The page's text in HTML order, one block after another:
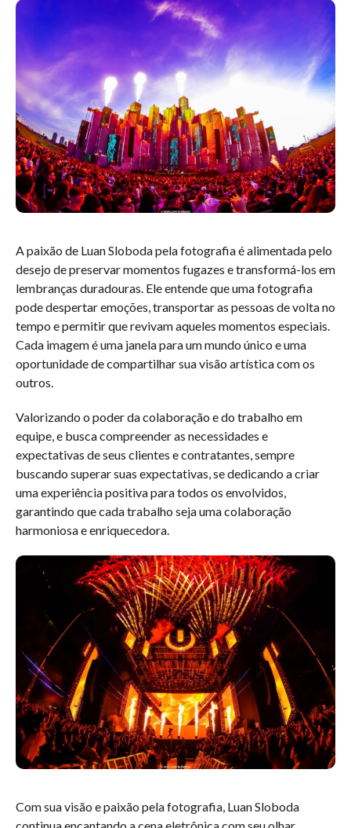
A paixão de Luan Sloboda pela fotografia é alimentada pelo
desejo de preservar momentos fugazes e transformá-los em
lembranças duradouras. Ele entende que uma fotografia
pode despertar emoções, transportar as pessoas de volta no
tempo e permitir que revivam aqueles momentos especiais.
Cada imagem é uma janela para um mundo único e uma
oportunidade de compartilhar sua visão artística com os
outros.
Valorizando o poder da colaboração e do trabalho em
equipe, e busca compreender as necessidades e
expectativas de seus clientes e contratantes, sempre
buscando superar suas expectativas, se dedicando a criar
uma experiência positiva para todos os envolvidos,
garantindo que cada trabalho seja uma colaboração
harmoniosa e enriquecedora.
Com sua visão e paixão pela fotografia, Luan Sloboda